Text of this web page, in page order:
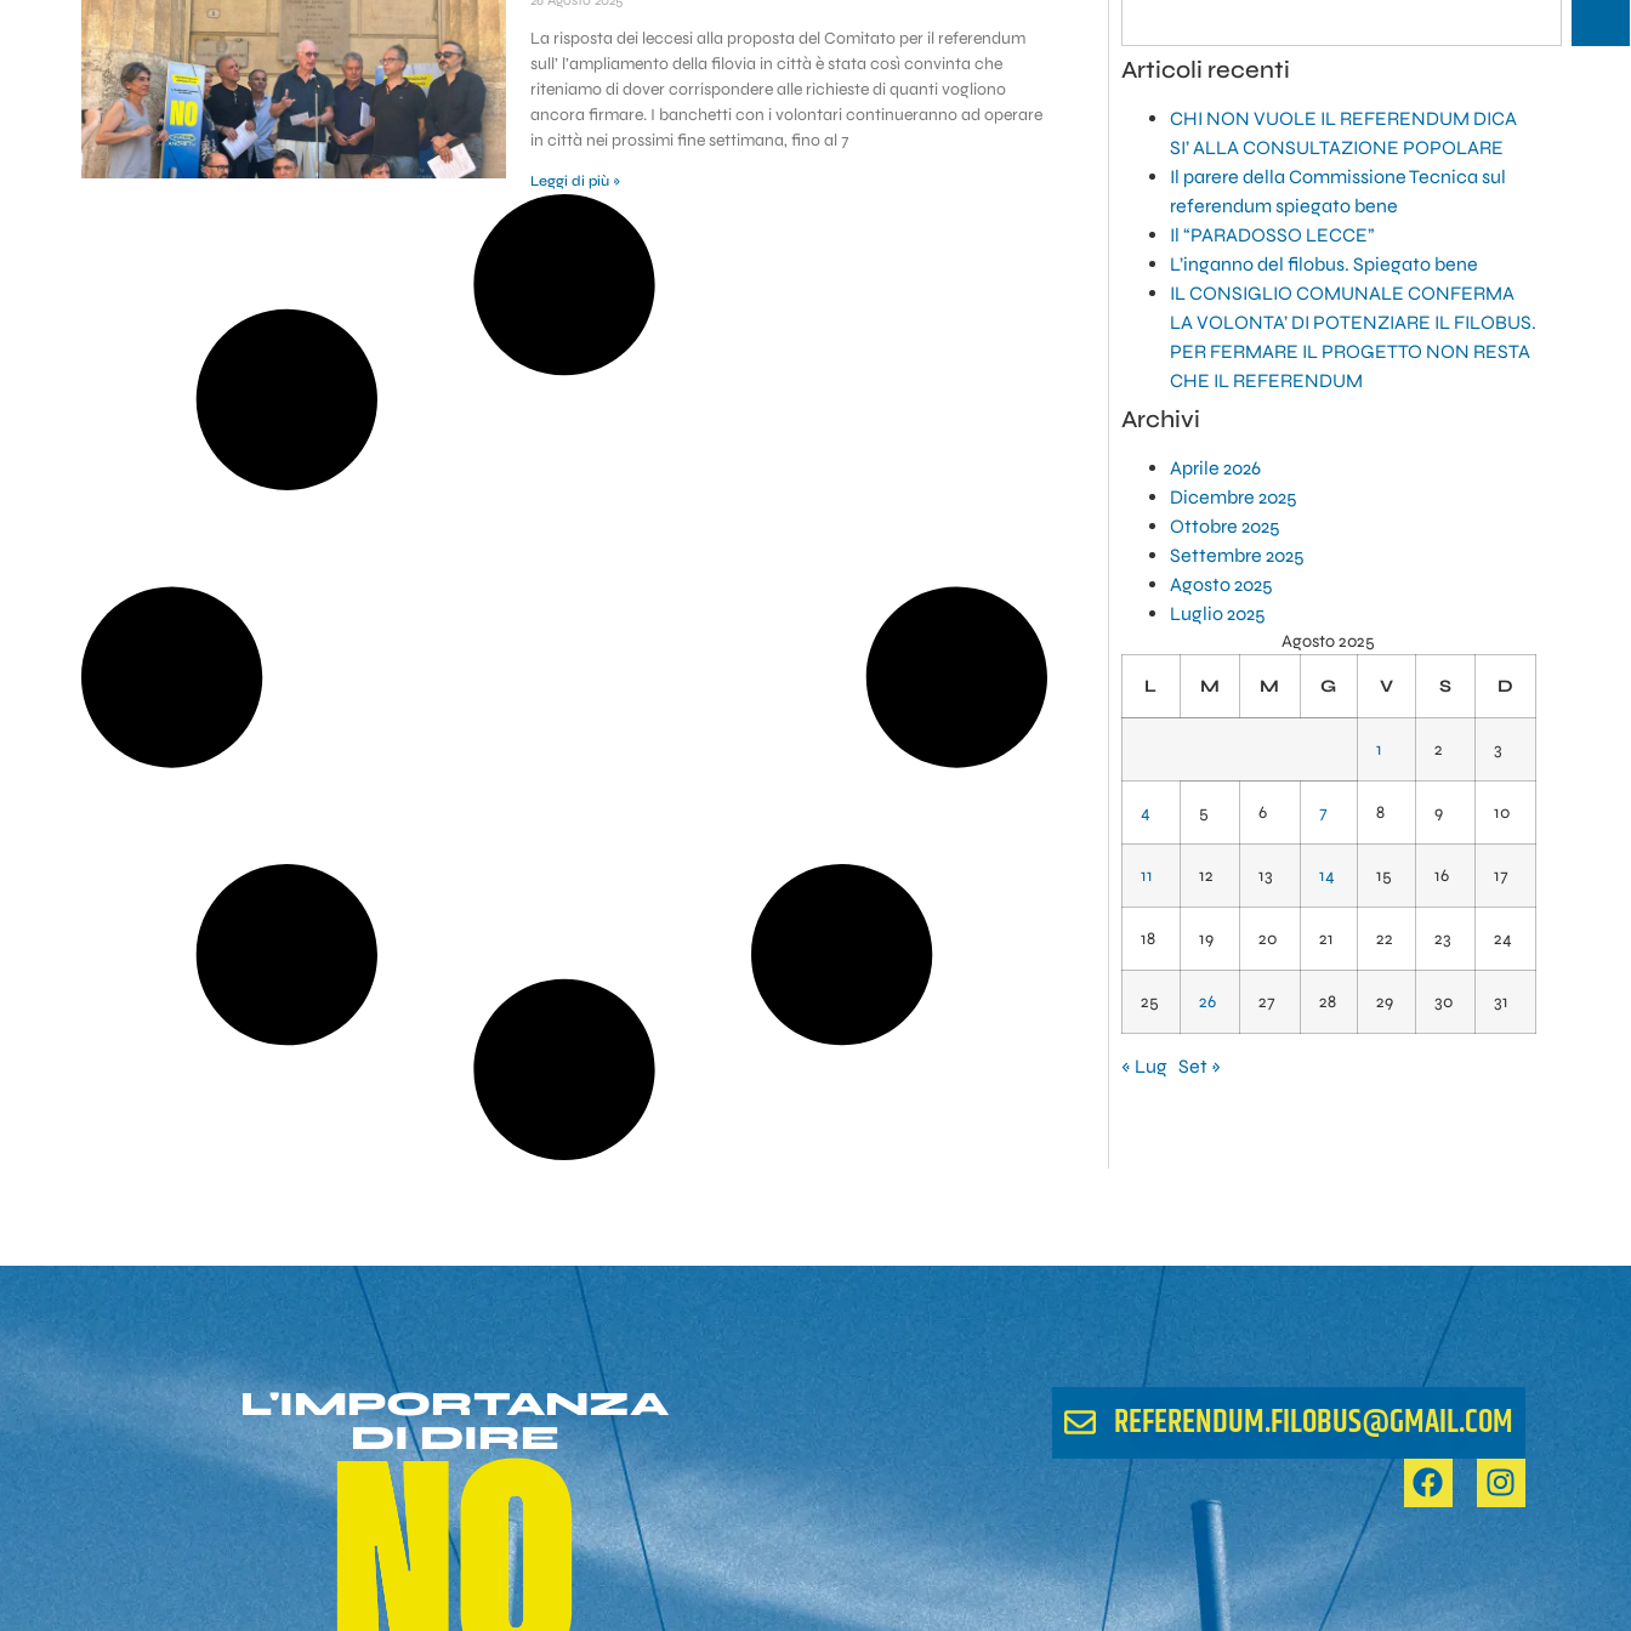
La risposta dei leccesi alla proposta del Comitato per il referendum
sull’ l’ampliamento della filovia in città è stata così convinta che
riteniamo di dover corrispondere alle richieste di quanti vogliono
ancora firmare. I banchetti con i volontari continueranno ad operare
in città nei prossimi fine settimana, fino al 7
Leggi di più »
Articoli recenti
CHI NON VUOLE IL REFERENDUM DICA
SI’ ALLA CONSULTAZIONE POPOLARE
Il parere della Commissione Tecnica sul
referendum spiegato bene
Il “PARADOSSO LECCE”
L’inganno del filobus. Spiegato bene
IL CONSIGLIO COMUNALE CONFERMA
LA VOLONTA’ DI POTENZIARE IL FILOBUS.
PER FERMARE IL PROGETTO NON RESTA
CHE IL REFERENDUM
Archivi
Aprile 2026
Dicembre 2025
Ottobre 2025
Settembre 2025
Agosto 2025
Luglio 2025
Agosto 2025
L M M G V S D
1 2 3
4 5 6 7 8 9 10
11 12 13 14 15 16 17
18 19 20 21 22 23 24
25 26 27 28 29 30 31
« Lug Set »
L'IMPORTANZA
DI DIRE
REFERENDUM.FILOBUS@GMAIL.COM